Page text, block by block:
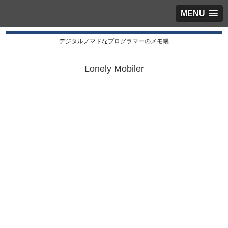
MENU
デジタルノマドなプログラマーのメモ帳
Lonely Mobiler